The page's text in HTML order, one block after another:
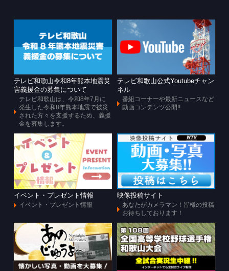
テレビ和歌山令和8年熊本地震災
害義援金の募集について
テレビ和歌山は、令和8年7月に
発生した令和8年熊本地震で被災
された方々を支援するため、義援
金を募集します。
テレビ和歌山公式Youtubeチャン
ネル
番組コーナーや最新ニュースなど
動画コンテンツ公開!!
イベント・プレゼント情報
イベント・プレゼント情報
映像投稿サイト
あなたがカメラマン！皆様の投稿
お待ちしております！